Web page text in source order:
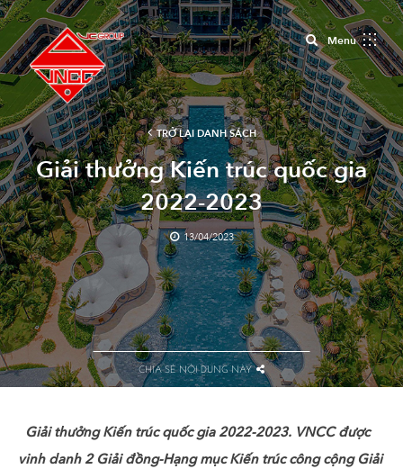
MenuClose
TRỞ LẠI DANH SÁCH
Giải thưởng Kiến trúc quốc gia
2022-2023
13/04/2023
CHIA SẺ NỘI DUNG NÀY
Giải thưởng Kiến trúc quốc gia 2022-2023. VNCC được
vinh danh 2 Giải đồng-Hạng mục Kiến trúc công cộng Giải